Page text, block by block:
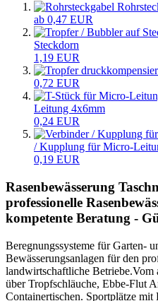
ab 0,47 EUR
Steckdorn
1,19 EUR
0,72 EUR
Leitung 4x6mm
0,24 EUR
/ Kupplung für Micro-
0,19 EUR
Rasenbewässerung
professionelle
kompetente Beratung -
Beregnungssysteme für Garten-
Bewässerungsanlagen für den
landwirtschaftliche Betriebe.Vom
über Tropfschläuche, Ebbe-Flut
Containertischen. Sportplätze mit